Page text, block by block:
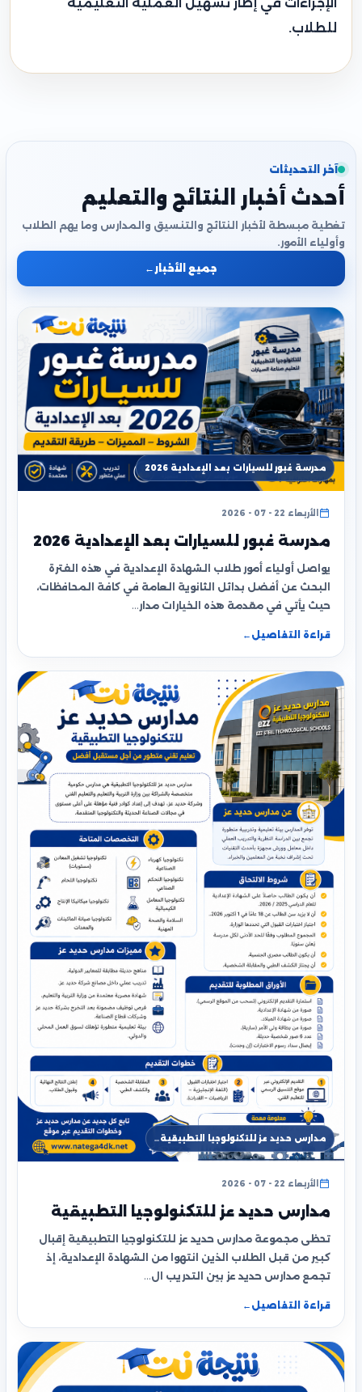
للطلاب.
آخر التحديثات
أحدث أخبار النتائج والتعليم
تغطية مبسطة لأخبار النتائج والتنسيق والمدارس وما يهم الطلاب
وأولياء الأمور.
جميع الأخبار ←
مدرسة غبور للسيارات بعد الإعدادية 2026
الأربعاء 22 - 07 - 2026
مدرسة غبور للسيارات بعد الإعدادية 2026
يواصل أولياء أمور طلاب الشهادة الإعدادية في هذه الفترة
البحث عن أفضل بدائل الثانوية العامة في كافة المحافظات،
حيث يأتي في مقدمة هذه الخيارات مدار…
قراءة التفاصيل ←
مدارس حديد عز للتكنولوجيا التطبيقية…
الأربعاء 22 - 07 - 2026
مدارس حديد عز للتكنولوجيا التطبيقية
تحظى مجموعة مدارس حديد عز للتكنولوجيا التطبيقية إقبال
كبير من قبل الطلاب الذين انتهوا من الشهادة الإعدادية، إذ
تجمع مدارس حديد عز بين التدريب ال…
قراءة التفاصيل ←